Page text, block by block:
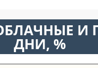
И
ДНИ, %